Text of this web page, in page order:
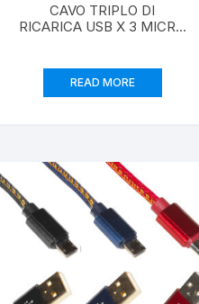
CAVO TRIPLO DI
RICARICA USB X 3 MICRO
READ MORE